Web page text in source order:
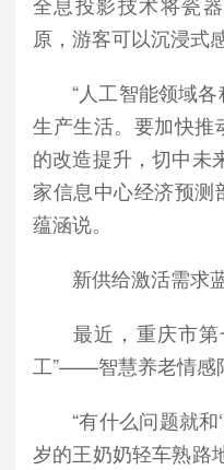
原，游客可以沉浸
“人工智能领域各
生产生活。要加快推
的改造提升，切中未
家信息中心经济预测
蕴涵说。
新供给激活需求
最近，重庆市第
工”——智慧养老情感
“有什么问题就和‘
岁的王奶奶轻车熟路